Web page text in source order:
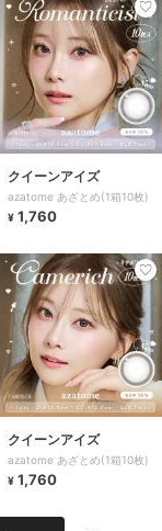
クイーンアイズ
azatome あざとめ(1箱10枚)
¥ 1,760
クイーンアイズ
azatome あざとめ(1箱10枚)
¥ 1,760